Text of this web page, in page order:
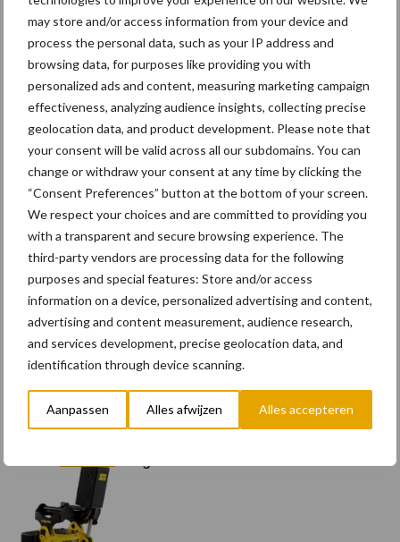
may store and/or access information from your device and
process the personal data, such as your IP address and
browsing data, for purposes like providing you with
personalized ads and content, measuring marketing campaign
effectiveness, analyzing audience insights, collecting precise
geolocation data, and product development. Please note that
your consent will be valid across all our subdomains. You can
change or withdraw your consent at any time by clicking the
“Consent Preferences” button at the bottom of your screen.
We respect your choices and are committed to providing you
with a transparent and secure browsing experience. The
third-party vendors are processing data for the following
purposes and special features: Store and/or access
information on a device, personalized advertising and content,
advertising and content measurement, audience research,
and services development, precise geolocation data, and
identification through device scanning.
Aanpassen Alles afwijzen Alles accepteren
Primaire
Sidebar
Recent nieuws Partner nieuws
11 feb
Terra-nieuws vanaf nu op
deloonwerker.be
20 dec
Wettelijke aanvaardingsplicht
batterijen
Activiteiten Bouwmachines